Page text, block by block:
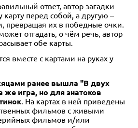
ответ, автор загадки
перед собой, а другую –
превращая их в победные очки.
отгадать, о чём речь, автор
обе карты.
вместе с картами на руках у
ранее вышла "В двух
же игра, но для знатоков
. На картах в ней приведены
фильмов с живыми
фильмов и/или